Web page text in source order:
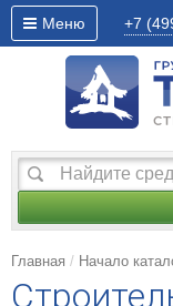
Меню +7
Главная Начало